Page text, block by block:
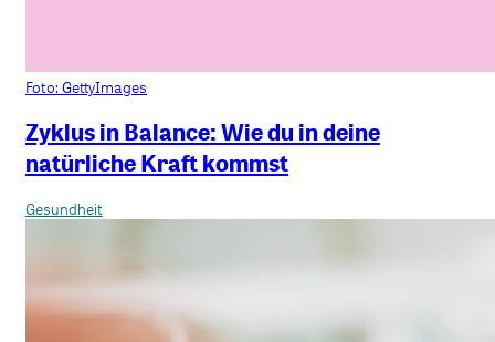
Foto: GettyImages
Zyklus in Balance: Wie du in deine
natürliche Kraft kommst
Gesundheit